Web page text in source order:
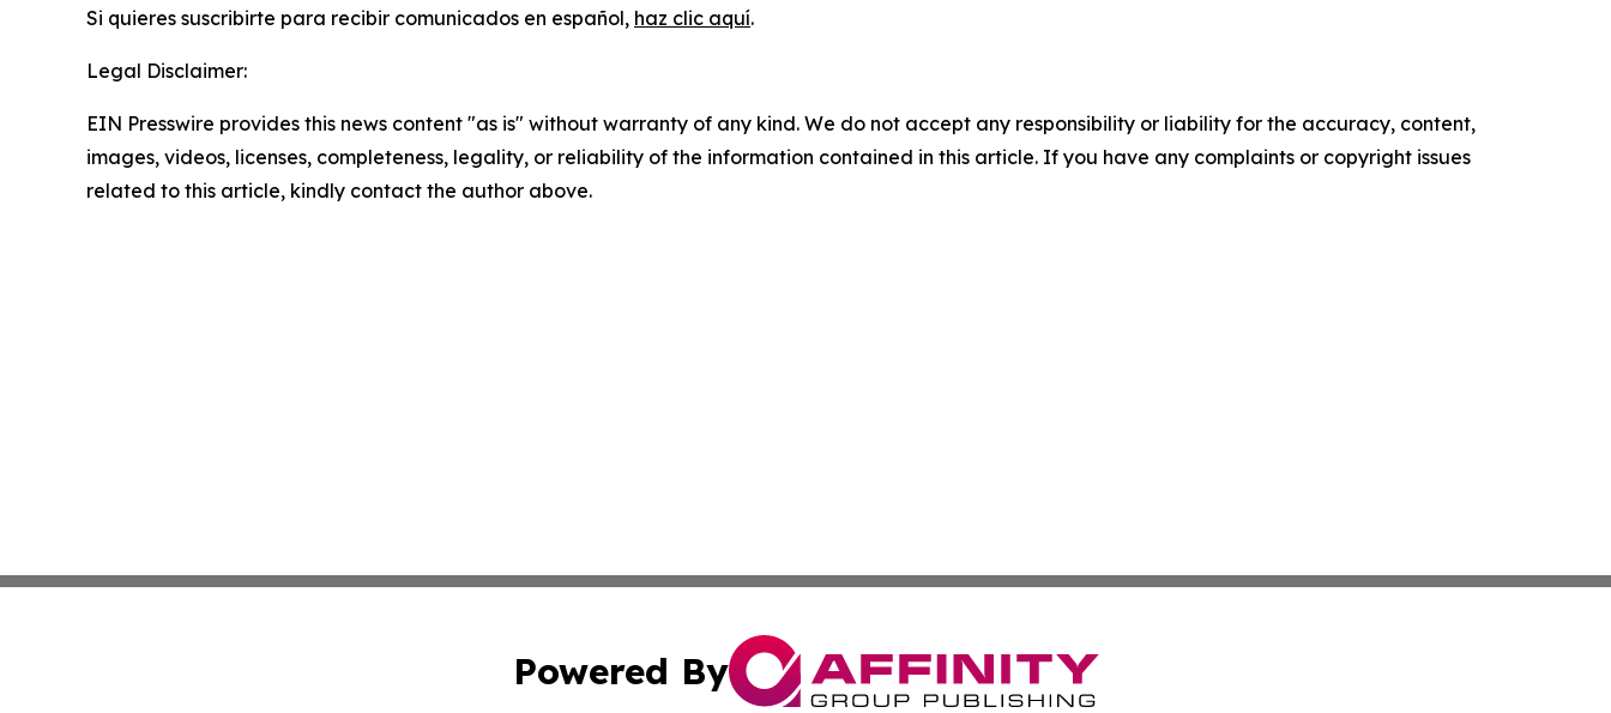
Si quieres suscribirte para recibir comunicados en español, haz clic aquí.
Legal Disclaimer:
EIN Presswire provides this news content "as is" without warranty of any kind. We do not accept any responsibility or liability for the accuracy, content,
images, videos, licenses, completeness, legality, or reliability of the information contained in this article. If you have any complaints or copyright issues
related to this article, kindly contact the author above.
Powered By